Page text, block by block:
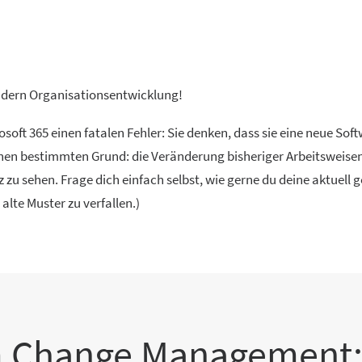
Organisationsentwicklung!
365 einen fatalen Fehler: Sie denken, dass sie eine neue
bestimmten Grund: die Veränderung bisheriger
sehen. Frage dich einfach selbst, wie gerne du deine
Muster zu verfallen.)